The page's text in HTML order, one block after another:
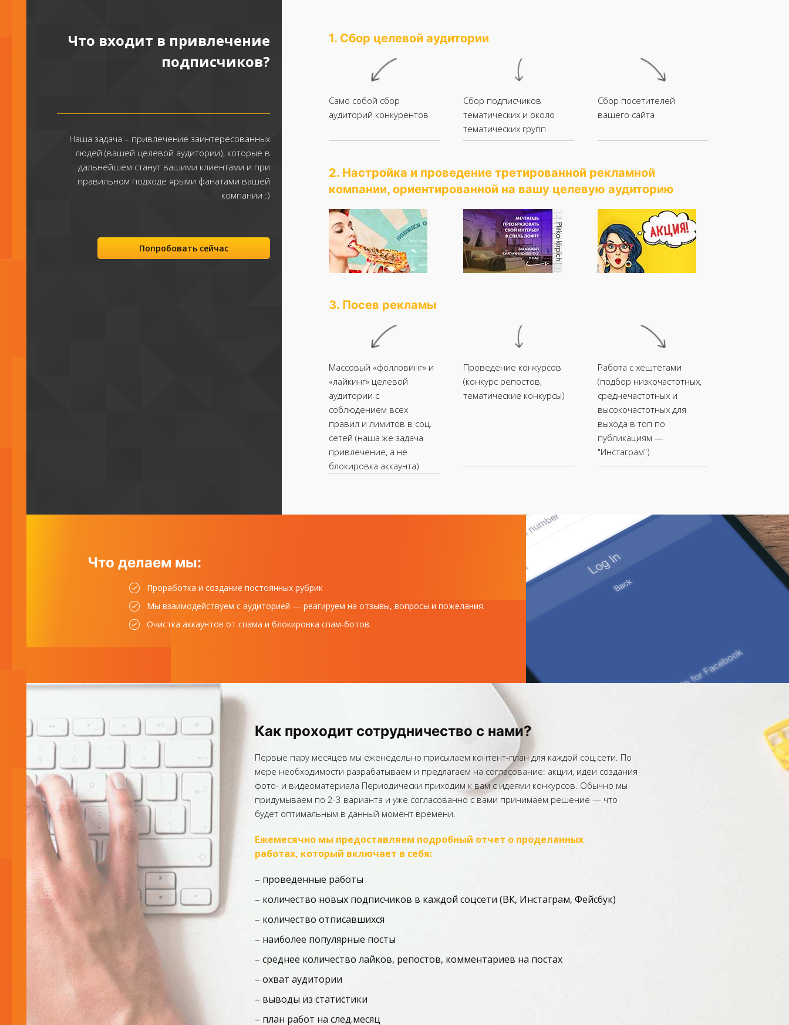
Что входит в привлечение
подписчиков?
Наша задача – привлечение заинтересованных
людей (вашей целевой аудитории), которые в
дальнейшем станут вашими клиентами и при
правильном подходе ярыми фанатами вашей
компании :)
Попробовать сейчас
1. Сбор целевой аудитории
Само собой сбор
аудиторий конкурентов
Сбор подписчиков
тематических и около
тематических групп
Сбор посетителей
вашего сайта
2. Настройка и проведение третированной рекламной
компании, ориентированной на вашу целевую аудиторию
3. Посев рекламы
Массовый «фолловинг» и
«лайкинг» целевой
аудитории с
соблюдением всех
правил и лимитов в соц.
сетей (наша же задача
привлечение, а не
блокировка аккаунта)
Проведение конкурсов
(конкурс репостов,
тематические конкурсы)
Работа с хештегами
(подбор низкочастотных,
среднечастотных и
высокочастотных для
выхода в топ по
публикациям —
"Инстаграм")
Что делаем мы:
Проработка и создание постоянных рубрик
Мы взаимодействуем с аудиторией — реагируем на отзывы, вопросы и пожелания.
Очистка аккаунтов от спама и блокировка спам-ботов.
Как проходит сотрудничество с нами?
Первые пару месяцев мы еженедельно присылаем контент-план для каждой соц.сети. По
мере необходимости разрабатываем и предлагаем на согласование: акции, идеи создания
фото- и видеоматериала Периодически приходим к вам с идеями конкурсов. Обычно мы
придумываем по 2-3 варианта и уже согласованно с вами принимаем решение — что
будет оптимальным в данный момент времени.
Ежемесячно мы предоставляем подробный отчет о проделанных
работах, который включает в себя:
– проведенные работы
– количество новых подписчиков в каждой соцсети (ВК, Инстаграм, Фейсбук)
– количество отписавшихся
– наиболее популярные посты
– среднее количество лайков, репостов, комментариев на постах
– охват аудитории
– выводы из статистики
– план работ на след.месяц